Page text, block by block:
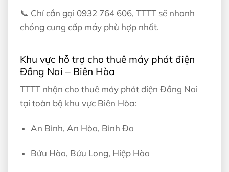
📞 Chỉ cần gọi 0932 764 606, TTTT sẽ nhanh
chóng cung cấp máy phù hợp nhất.
Khu vực hỗ trợ cho thuê máy phát điện
Đồng Nai – Biên Hòa
TTTT nhận cho thuê máy phát điện Đồng Nai
tại toàn bộ khu vực Biên Hòa:
An Bình, An Hòa, Bình Đa
Bửu Hòa, Bửu Long, Hiệp Hòa